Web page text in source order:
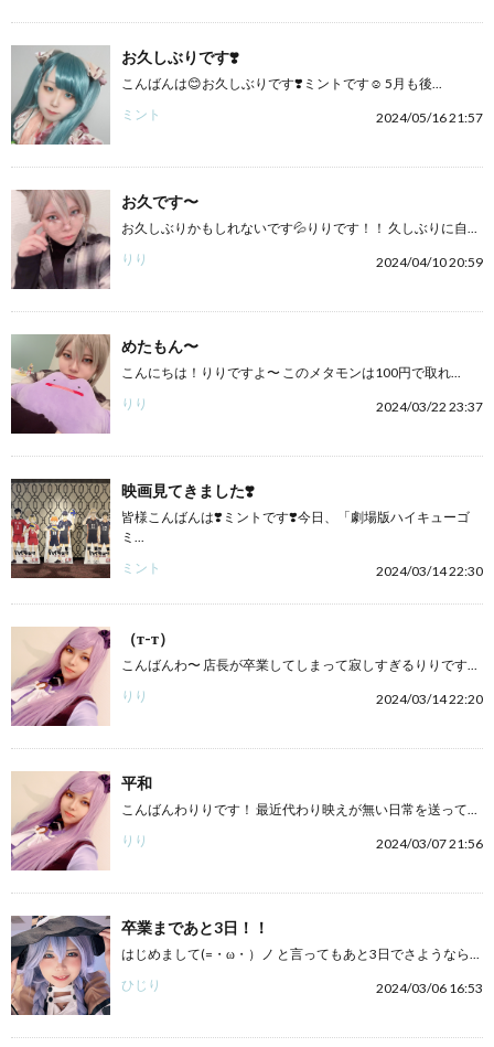
お久しぶりです❣️
こんばんは😊お久しぶりです❣️ミントです☺️ 5月も後...
ミント
2024/05/16 21:57
お久です〜
お久しぶりかもしれないです💦りりです！！ 久しぶりに自...
りり
2024/04/10 20:59
めたもん〜
こんにちは！りりですよ〜 このメタモンは100円で取れ...
りり
2024/03/22 23:37
映画見てきました❣️
皆様こんばんは❣️ミントです❣️今日、「劇場版ハイキューゴ
ミ...
ミント
2024/03/14 22:30
（т-т）
こんばんわ〜 店長が卒業してしまって寂しすぎるりりです...
りり
2024/03/14 22:20
平和
こんばんわりりです！ 最近代わり映えが無い日常を送って...
りり
2024/03/07 21:56
卒業まであと3日！！
はじめまして(=・ω・）ノ と言ってもあと3日でさようなら...
ひじり
2024/03/06 16:53